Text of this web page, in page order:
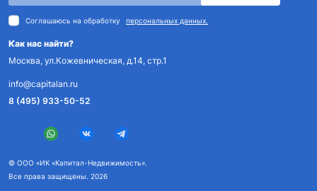
Соглашаюсь на обработку персональных данных.
Как нас найти?
Москва, ул.Кожевническая, д.14, стр.1
info@capitalan.ru
8 (495) 933-50-52
© ООО «ИК «Капитал-Недвижимость».
Все права защищены. 2026